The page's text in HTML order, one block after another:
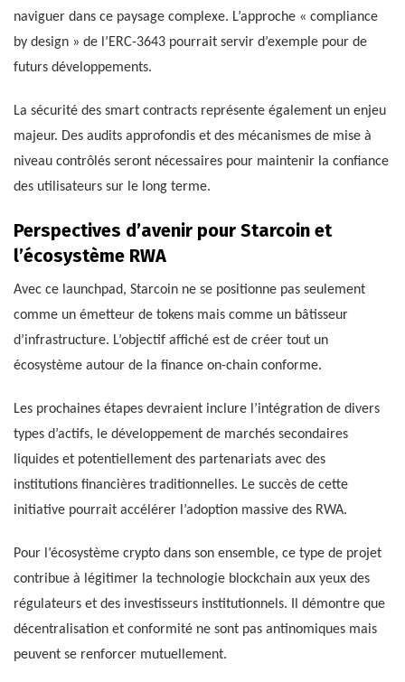
naviguer dans ce paysage complexe. L’approche « compliance
by design » de l’ERC-3643 pourrait servir d’exemple pour de
futurs développements.
La sécurité des smart contracts représente également un enjeu
majeur. Des audits approfondis et des mécanismes de mise à
niveau contrôlés seront nécessaires pour maintenir la confiance
des utilisateurs sur le long terme.
Perspectives d’avenir pour Starcoin et
l’écosystème RWA
Avec ce launchpad, Starcoin ne se positionne pas seulement
comme un émetteur de tokens mais comme un bâtisseur
d’infrastructure. L’objectif affiché est de créer tout un
écosystème autour de la finance on-chain conforme.
Les prochaines étapes devraient inclure l’intégration de divers
types d’actifs, le développement de marchés secondaires
liquides et potentiellement des partenariats avec des
institutions financières traditionnelles. Le succès de cette
initiative pourrait accélérer l’adoption massive des RWA.
Pour l’écosystème crypto dans son ensemble, ce type de projet
contribue à légitimer la technologie blockchain aux yeux des
régulateurs et des investisseurs institutionnels. Il démontre que
décentralisation et conformité ne sont pas antinomiques mais
peuvent se renforcer mutuellement.